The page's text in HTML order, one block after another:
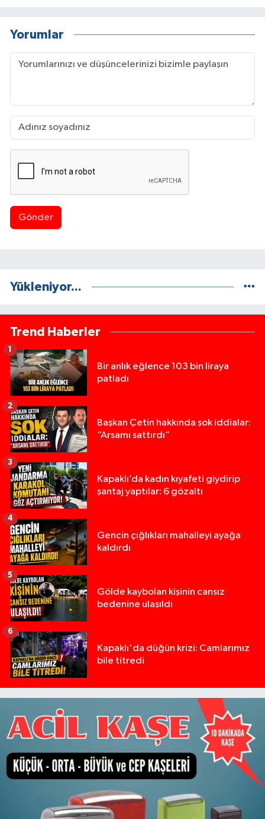
Yorumlar
Gönder
Yükleniyor...
Trend Haberler
Bir anlık eğlence 103 bin liraya
patladı
1
Başkan Çetin hakkında şok iddialar:
“Arsamı sattırdı”
2
Kapaklı’da kadın kıyafeti giydirip
şantaj yaptılar: 6 gözaltı
3
Gencin çığlıkları mahalleyi ayağa
kaldırdı
4
Gölde kaybolan kişinin cansız
bedenine ulaşıldı
5
Kapaklı'da düğün krizi: Camlarımız
bile titredi
6